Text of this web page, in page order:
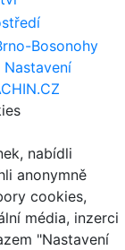
Nastavení
nabídli
anonymně
cookies,
média, inzerci
"Nastavení